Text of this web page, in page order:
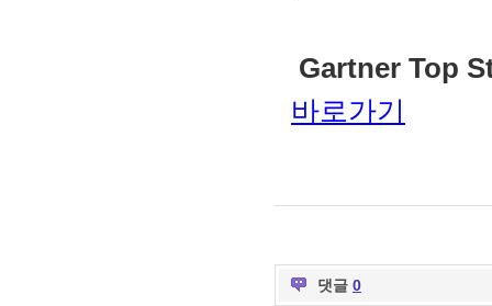
Gartner Top
바로가기
댓글 0